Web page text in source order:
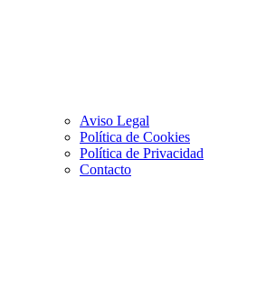
Aviso Legal
Política de Cookies
Política de Privacidad
Contacto